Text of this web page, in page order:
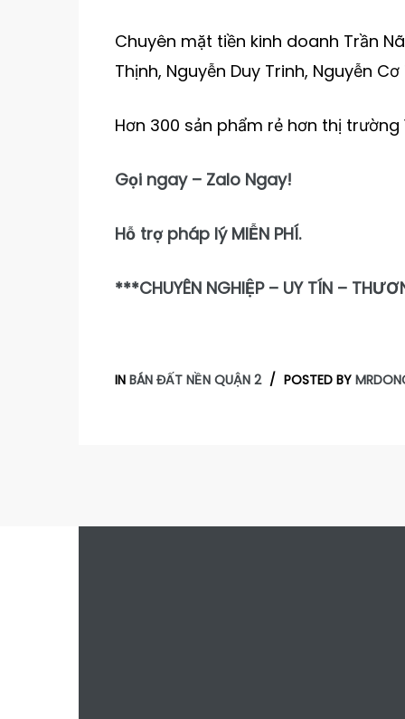
Chuyên mặt tiền kinh doanh Trần
Thịnh, Nguyễn Duy Trinh, Nguyễn
Hơn 300 sản phẩm rẻ hơn thị trường
Gọi ngay – Zalo Ngay!
Hỗ trợ pháp lý MIỄN PHÍ.
***CHUYÊN NGHIỆP – UY TÍN –
IN BÁN ĐẤT NỀN QUẬN 2 POSTED BY